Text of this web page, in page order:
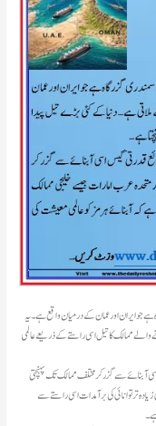
ہے جو ایران اور عمان کے درمیان واقع ہے۔ یہ
والے ممالک کا تیل اسی راستے کے ذریعے عالمی
قدرتی گیس اسی آبنائے سے گزر کر مختلف ممالک تک پہنچتی
تر توانائی کی برآمدات اسی راستے سے